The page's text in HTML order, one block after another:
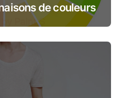
de couleurs